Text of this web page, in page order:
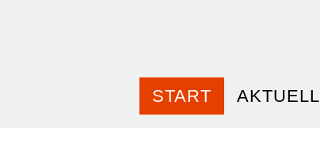
START AKTUELL